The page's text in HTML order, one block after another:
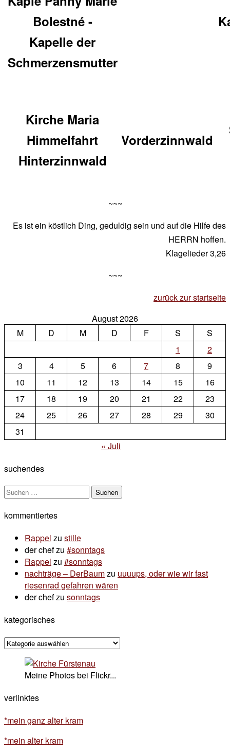
Bolestné -
Kapelle der
Schmerzensmutter
Kirche Maria
Himmelfahrt
Hinterzinnwald
Vorderzinnwald
~~~
Es ist ein köstlich Ding, geduldig sein und auf die Hilfe des
HERRN hoffen.
Klagelieder 3,26
~~~
zurück zur startseite
August 2026
M
D M D F S
S
1
2
3
4 5 6 7 8
9
10
11 12 13 14 15
16
17
18 19 20 21 22
23
24
25 26 27 28 29
30
31
« Juli
suchendes
Suchen
nach:
kommentiertes
Rappel zu stille
der chefzu #sonntags
Rappel zu #sonntags
nachträge – DerBaumzu uuuups, oder wie wir fast
riesenrad gefahren wären
der chefzu sonntags
kategorisches
kategorisches
Meine Photos bei Flickr...
verlinktes
*mein ganz alter kram
*mein alter kram